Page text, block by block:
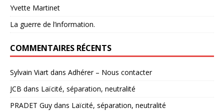
Yvette Martinet
La guerre de l’information.
COMMENTAIRES RÉCENTS
Sylvain Viart dans Adhérer – Nous contacter
JCB dans Laïcité, séparation, neutralité
PRADET Guy dans Laïcité, séparation, neutralité